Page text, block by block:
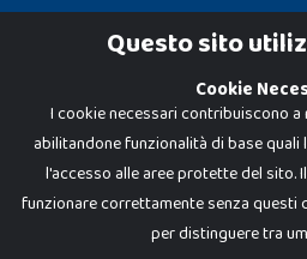
Cookie PolicyQuesto sito
Cookie
I cookie necessari contribuiscono
abilitandone funzionalità di base quali
l'accesso alle aree protette del sito.
funzionare correttamente senza questi
per distinguere tra